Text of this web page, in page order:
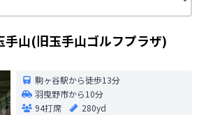
手山(旧玉手山ゴルフプラザ)
駒ヶ谷駅から徒歩13分
羽曳野市から10分
94打席
280yd